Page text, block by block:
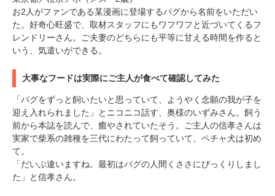
お2人がファンである某漫画に登場するパグから名前をいただい
た。好奇心旺盛で、取材スタッフにもワフワフと近づいてくるフ
レンドリーさん。ご夫妻のどちらにも平等に甘える時間を作ると
いう、気遣いができる。
大事なフードは実際にご主人が食べて確認してみた
「パグをずっと飼いたいと思っていて、ようやく念願の我が子を
迎え入れられました」とニコニコ話す、奥様のいずみさん。飼う
前から本誌を読んで、癒やされていたそう。ご主人の信孝さんは
実家で柴系の雑種を三代にわたって飼っていて、ペチャ犬は初め
て。
「だいぶ違いますね。最初はパグの人間くささにびっくりしまし
た」と信孝さん。